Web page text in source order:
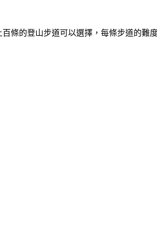
條的登山步道可以選擇，每條步道的難